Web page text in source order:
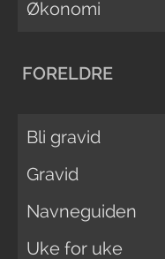
Økonomi
FORELDRE
Bli gravid
Gravid
Navneguiden
Uke for uke